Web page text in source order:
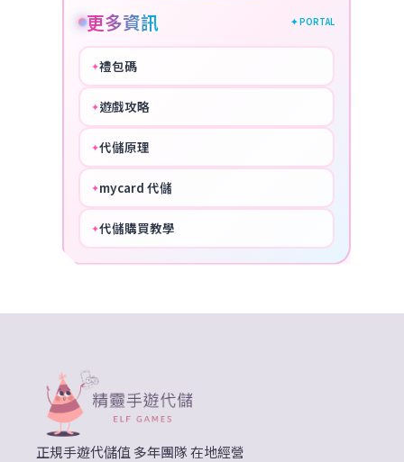
更多資訊 ✦ PORTAL
✦禮包碼
✦遊戲攻略
✦代儲原理
✦mycard 代儲
✦代儲購買教學
正規手遊代儲值 多年團隊 在地經營